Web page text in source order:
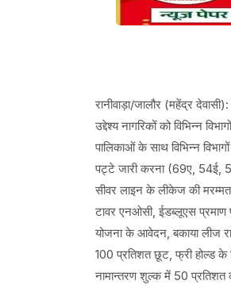
रानीवाड़ा/जालौर (महेंद्र
उद्देश्य नागरिकों को विभिन्न
पालिकाओं के साथ विभिन्न
पट्टे जारी करना (69ए, 54ई,
सीवर लाइन के लीकेज की
टावर एनओसी, ईडब्लूएस प्रमाण
योजना के आवेदन, बकाया लीज
100 प्रतिशत छूट, फ्री होल्ड के
नामान्तरण शुल्क में 50 प्रतिशत